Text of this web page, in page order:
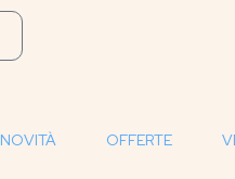
NOVITÀ OFFERTE